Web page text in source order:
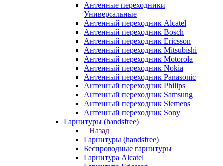
Антенные переходники
Универсальные
Антенный переходник Alcatel
Антенный переходник Bosch
Антенный переходник Ericsson
Антенный переходник Mitsubishi
Антенный переходник Motorola
Антенный переходник Nokia
Антенный переходник Panasonic
Антенный переходник Philips
Антенный переходник Samsung
Антенный переходник Siemens
Антенный переходник Sony
Гарнитуры (handsfree)
Назад
Гарнитуры (handsfree)
Беспроводные гарнитуры
Гарнитура Alcatel